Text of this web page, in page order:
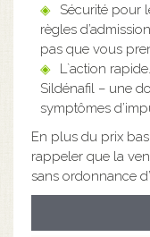
Sécurité pour
règles
pas que vous
L`action
Sildénafil – une
symptômes
En plus du prix
rappeler que la
sans ordonnance